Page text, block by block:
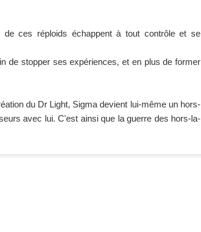
de ces réploids échappent à tout contrôle et se
de stopper ses expériences, et en plus de former
du Dr Light, Sigma devient lui-même un hors-
avec lui. C'est ainsi que la guerre des hors-la-